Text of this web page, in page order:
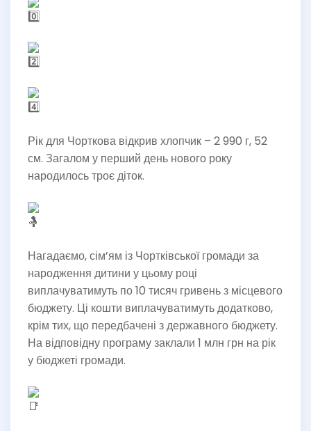
Рік для Чорткова відкрив хлопчик – 2 990 г, 52
см. Загалом у перший день нового року
народилось троє діток.
Нагадаємо, сім’ям із Чортківської громади за
народження дитини у цьому році
виплачуватимуть по 10 тисяч гривень з місцевого
бюджету. Ці кошти виплачуватимуть додатково,
крім тих, що передбачені з державного бюджету.
На відповідну програму заклали 1 млн грн на рік
у бюджеті громади.